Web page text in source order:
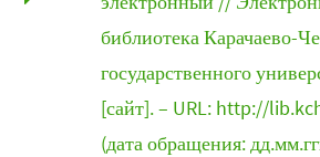
библиотека Карачаево-
государственного
[сайт]. – URL: http://
(дата обращения: